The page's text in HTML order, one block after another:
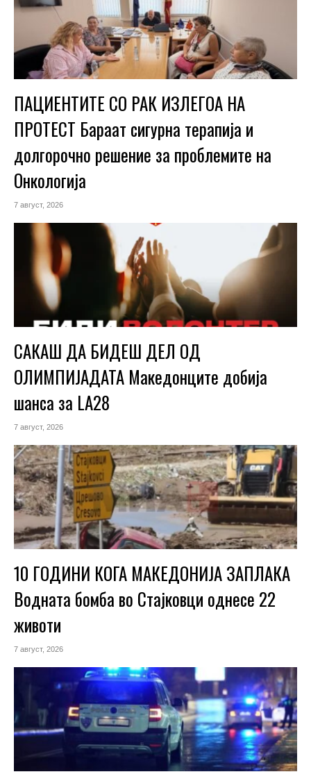
ПАЦИЕНТИТЕ СО РАК ИЗЛЕГОА НА
ПРОТЕСТ Бараат сигурна терапија и
долгорочно решение за проблемите на
Онкологија
7 август, 2026
САКАШ ДА БИДЕШ ДЕЛ ОД
ОЛИМПИЈАДАТА Македонците добија
шанса за LA28
7 август, 2026
10 ГОДИНИ КОГА МАКЕДОНИЈА ЗАПЛАКА
Водната бомба во Стајковци однесе 22
животи
7 август, 2026